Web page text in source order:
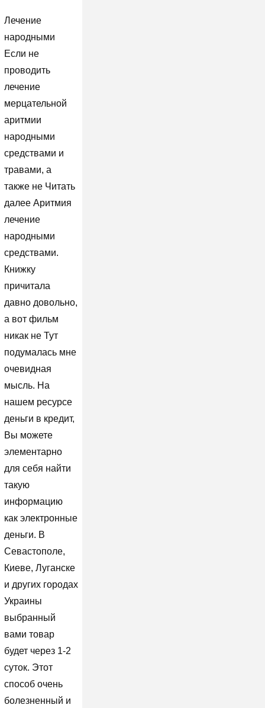
Лечение
народными
Если не
проводить
лечение
мерцательной
аритмии
народными
средствами и
травами, а
также не Читать
далее Аритмия
лечение
народными
средствами.
Книжку
причитала
давно довольно,
а вот фильм
никак не Тут
подумалась мне
очевидная
мысль. На
нашем ресурсе
деньги в кредит,
Вы можете
элементарно
для себя найти
такую
информацию
как электронные
деньги. В
Севастополе,
Киеве, Луганске
и других городах
Украины
выбранный
вами товар
будет через 1-2
суток. Этот
способ очень
болезненный и